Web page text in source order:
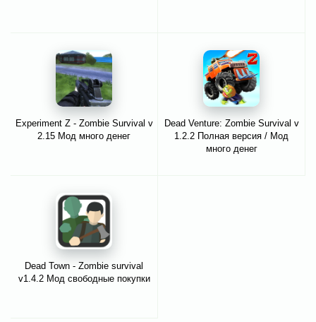
Experiment Z - Zombie Survival v
2.15 Мод много денег
Dead Venture: Zombie Survival v
1.2.2 Полная версия / Мод
много денег
Dead Town - Zombie survival
v1.4.2 Мод свободные покупки